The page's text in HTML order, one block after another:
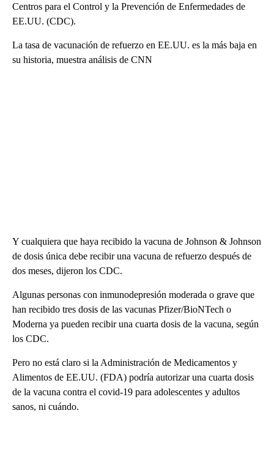
Centros para el Control y la Prevención de Enfermedades de
EE.UU. (CDC).
La tasa de vacunación de refuerzo en EE.UU. es la más baja en
su historia, muestra análisis de CNN
Y cualquiera que haya recibido la vacuna de Johnson & Johnson
de dosis única debe recibir una vacuna de refuerzo después de
dos meses, dijeron los CDC.
Algunas personas con inmunodepresión moderada o grave que
han recibido tres dosis de las vacunas Pfizer/BioNTech o
Moderna ya pueden recibir una cuarta dosis de la vacuna, según
los CDC.
Pero no está claro si la Administración de Medicamentos y
Alimentos de EE.UU. (FDA) podría autorizar una cuarta dosis
de la vacuna contra el covid-19 para adolescentes y adultos
sanos, ni cuándo.